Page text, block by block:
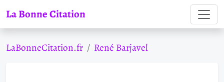
La Bonne Citation
LaBonneCitation.fr René Barjavel